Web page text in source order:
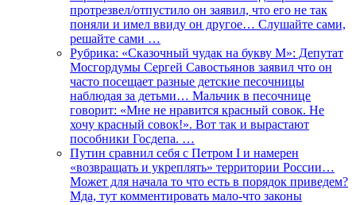
протрезвел/отпустило он заявил, что его не так
поняли и имел ввиду он другое… Слушайте сами,
решайте сами …
Рубрика: «Сказочный чудак на букву М»: Депутат
Мосгордумы Сергей Савостьянов заявил что он
часто посещает разные детские песочницы
наблюдая за детьми… Мальчик в песочнице
говорит: «Мне не нравится красный совок. Не
хочу красный совок!». Вот так и вырастают
пособники Госдепа. …
Путин сравнил себя с Петром I и намерен
«возвращать и укреплять» территории России…
Может для начала то что есть в порядок приведем?
Мда, тут комментировать мало-что законы